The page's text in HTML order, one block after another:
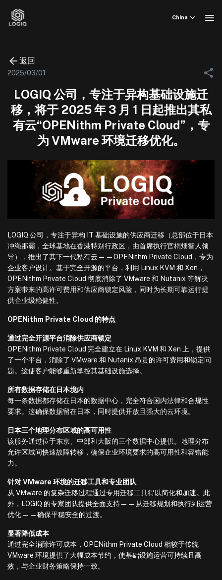
China
返回
2025/03/01
LOGIQ 公司，专注于异构基础设施迁
移，将于 2025 年 3 月 1 日起推出其私
有云“OPENithm Private Cloud”，专
为 VMware 环境迁移优化。
LOGIQ 公司，专注于异构 IT 基础设施的供应商迁移（总部位于日本
冲绳那霸，全球基地在香港特别行政区，由首席执行官桐畑智人领
导），推出了其下一代私有云——OPENithm Private Cloud，专为
企业客户设计。基于完全开源的平台，利用 Linux KVM 和 Xen，
OPENithm Private Cloud 彻底消除了 VMware 和 Nutanix 等解决
方案带来的高许可费用和供应商锁定风险，同时为长期可靠运行提
供企业级稳健性。
OPENithm Private Cloud 的特点
通过完全开源平台消除供应商锁定
OPENithm Private Cloud 完全建立在 Linux KVM 和 Xen 上，提供
了一个平台，消除了 VMware 和 Nutanix 昂贵的许可费用和锁定问
题。这使客户能够重新掌控其基础设施选择。
所有数据存储在日本境内
每一条数据都存储在日本的数据中心，完全符合国内法律和合规性
要求。这确保数据留在日本，同时提供开放且强大的云环境。
日本三个地理分布区域的高可用性
该服务通过位于东京、中部和大阪的三个数据中心提供。地理分布
允许区域间快速故障转移，确保企业环境要求的高可用性和容错能
力。
针对 VMware 环境的迁移工具和专业团队
从 VMware 的复杂迁移过程通过专用迁移工具得以简化和加速。此
外，LOGIQ 的专家团队提供全面支持——从迁移规划和执行到运营
优化——确保平稳安全的过渡。
显著降低成本
通过完全消除许可成本，OPENithm Private Cloud 相较于传统
VMware 环境提供了大幅成本节约，使基础设施运营可持续且高
效，与企业财务策略保持一致。